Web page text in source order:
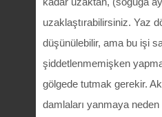
uzaklaştırabilirsiniz. Yaz
düşünülebilir, ama bu işi
şiddetlenmemişken
gölgede tutmak gerekir.
damlaları yanmaya neden